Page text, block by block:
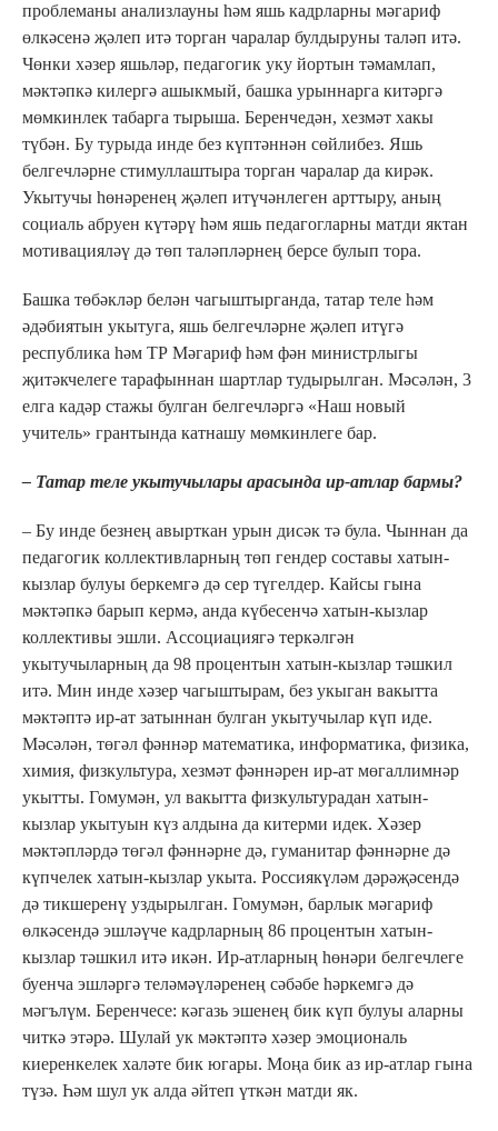
проблеманы анализлауны һәм яшь кадрларны мәгариф
өлкәсенә җәлеп итә торган чаралар булдыруны таләп итә.
Чөнки хәзер яшьләр, педагогик уку йортын тәмамлап,
мәктәпкә килергә ашыкмый, башка урыннарга китәргә
мөмкинлек табарга тырыша. Беренчедән, хезмәт хакы
түбән. Бу турыда инде без күптәннән сөйлибез. Яшь
белгечләрне стимуллаштыра торган чаралар да кирәк.
Укытучы һөнәренең җәлеп итүчәнлеген арттыру, аның
социаль абруен күтәрү һәм яшь педагогларны матди яктан
мотивацияләү дә төп таләпләрнең берсе булып тора.
Башка төбәкләр белән чагыштырганда, татар теле һәм
әдәбиятын укытуга, яшь белгечләрне җәлеп итүгә
республика һәм ТР Мәгариф һәм фән министрлыгы
җитәкчелеге тарафыннан шартлар тудырылган. Мәсәлән, 3
елга кадәр стажы булган белгечләргә «Наш новый
учитель» грантында катнашу мөмкинлеге бар.
– Татар теле укытучылары арасында ир-атлар бармы?
– Бу инде безнең авырткан урын дисәк тә була. Чыннан да
педагогик коллективларның төп гендер составы хатын-
кызлар булуы беркемгә дә сер түгелдер. Кайсы гына
мәктәпкә барып кермә, анда күбесенчә хатын-кызлар
коллективы эшли. Ассоциациягә теркәлгән
укытучыларның да 98 процентын хатын-кызлар тәшкил
итә. Мин инде хәзер чагыштырам, без укыган вакытта
мәктәптә ир-ат затыннан булган укытучылар күп иде.
Мәсәлән, төгәл фәннәр математика, информатика, физика,
химия, физкультура, хезмәт фәннәрен ир-ат мөгаллимнәр
укытты. Гомумән, ул вакытта физкультурадан хатын-
кызлар укытуын күз алдына да китерми идек. Хәзер
мәктәпләрдә төгәл фәннәрне дә, гуманитар фәннәрне дә
күпчелек хатын-кызлар укыта. Россиякүләм дәрәҗәсендә
дә тикшеренү уздырылган. Гомумән, барлык мәгариф
өлкәсендә эшләүче кадрларның 86 процентын хатын-
кызлар тәшкил итә икән. Ир-атларның һөнәри белгечлеге
буенча эшләргә теләмәүләренең сәбәбе һәркемгә дә
мәгълүм. Беренчесе: кәгазь эшенең бик күп булуы аларны
читкә этәрә. Шулай ук мәктәптә хәзер эмоциональ
киеренкелек халәте бик югары. Моңа бик аз ир-атлар гына
түзә. Һәм шул ук алда әйтеп үткән матди як.